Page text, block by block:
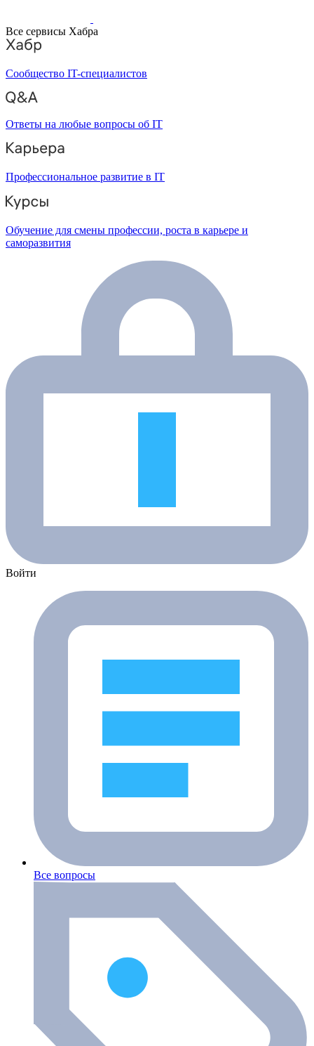
Все сервисы Хабра
Сообщество IT-специалистов
Ответы на любые вопросы об IT
Профессиональное развитие в IT
Обучение для смены профессии, роста в карьере и
саморазвития
Войти
Все вопросы